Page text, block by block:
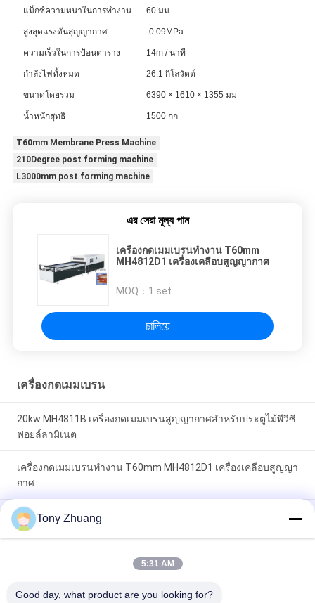
แม็กซ์ความหนาในการทำงาน 60 มม
สูงสุดแรงดันสุญญากาศ -0.09MPa
ความเร็วในการป้อนตาราง 14m / นาที
กำลังไฟทั้งหมด 26.1 กิโลวัตต์
ขนาดโดยรวม 6390 × 1610 × 1355 มม
น้ำหนักสุทธิ 1500 กก
T60mm Membrane Press Machine
210Degree post forming machine
L3000mm post forming machine
এর সেরা মূল্য পান
เครื่องกดเมมเบรนทำงาน T60mm
MH4812D1 เครื่องเคลือบสูญญากาศ
MOQ： 1 set
চালিয়ে
เครื่องกดเมมเบรน
20kw MH4811B เครื่องกดเมมเบรนสูญญากาศสำหรับประตูไม้พีวีซี
ฟอยล์ลามิเนต
เครื่องกดเมมเบรนทำงาน T60mm MH4812D1 เครื่องเคลือบสูญญา
กาศ
เครื่องกดเมมเบรน 210 องศา L3000mm MDK5531 NC เครื่องขึ้น
รูปโพสต์
หมวดหมู่ยอดนิยม
Tony Zhuang
5:31 AM
Good day, what product are you looking for?